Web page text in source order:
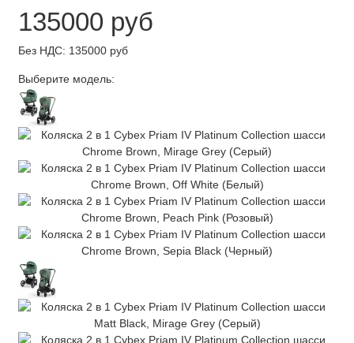
135000 руб
Без НДС: 135000 руб
Выберите модель: